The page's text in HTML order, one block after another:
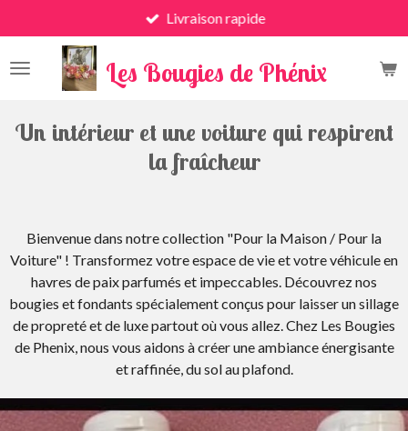
au
contenu
principal
Les Bougies de Phénixx
Livraison rapide
Un intérieur et une voiture qui respirent
la fraîcheur
Bienvenue dans notre collection "Pour la Maison / Pour la
Voiture" ! Transformez votre espace de vie et votre véhicule en
havres de paix parfumés et impeccables. Découvrez nos
bougies et fondants spécialement conçus pour laisser un sillage
de propreté et de luxe partout où vous allez. Chez Les Bougies
de Phenix, nous vous aidons à créer une ambiance énergisante
et raffinée, du sol au plafond.